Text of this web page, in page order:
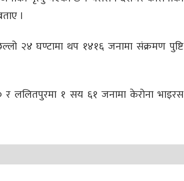
।
२४ घण्टामा थप १४१६ जनामा संक्रमण पुष्टि
ललितपुरमा १ सय ६१ जनामा केरोना भाइरस